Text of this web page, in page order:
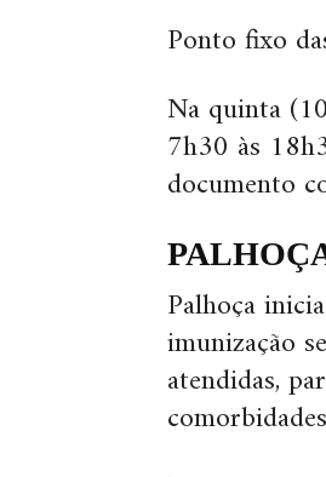
Ponto fixo
Na quinta
7h30 às
documento
Palhoça
imunização
atendidas,